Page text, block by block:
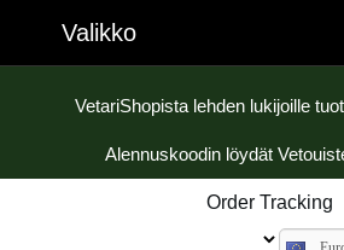
content
ValikkoValikko
VetariShopista lehden lukijoille
Alennuskoodin löydät
Order Tracking